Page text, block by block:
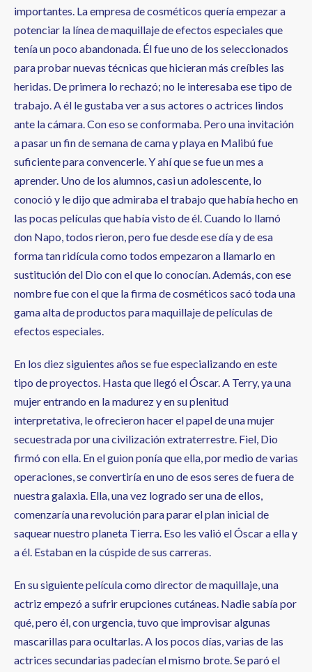
importantes. La empresa de cosméticos quería empezar a
potenciar la línea de maquillaje de efectos especiales que
tenía un poco abandonada. Él fue uno de los seleccionados
para probar nuevas técnicas que hicieran más creíbles las
heridas. De primera lo rechazó; no le interesaba ese tipo de
trabajo. A él le gustaba ver a sus actores o actrices lindos
ante la cámara. Con eso se conformaba. Pero una invitación
a pasar un fin de semana de cama y playa en Malibú fue
suficiente para convencerle. Y ahí que se fue un mes a
aprender. Uno de los alumnos, casi un adolescente, lo
conoció y le dijo que admiraba el trabajo que había hecho en
las pocas películas que había visto de él. Cuando lo llamó
don Napo, todos rieron, pero fue desde ese día y de esa
forma tan ridícula como todos empezaron a llamarlo en
sustitución del Dio con el que lo conocían. Además, con ese
nombre fue con el que la firma de cosméticos sacó toda una
gama alta de productos para maquillaje de películas de
efectos especiales.
En los diez siguientes años se fue especializando en este
tipo de proyectos. Hasta que llegó el Óscar. A Terry, ya una
mujer entrando en la madurez y en su plenitud
interpretativa, le ofrecieron hacer el papel de una mujer
secuestrada por una civilización extraterrestre. Fiel, Dio
firmó con ella. En el guion ponía que ella, por medio de varias
operaciones, se convertiría en uno de esos seres de fuera de
nuestra galaxia. Ella, una vez logrado ser una de ellos,
comenzaría una revolución para parar el plan inicial de
saquear nuestro planeta Tierra. Eso les valió el Óscar a ella y
a él. Estaban en la cúspide de sus carreras.
En su siguiente película como director de maquillaje, una
actriz empezó a sufrir erupciones cutáneas. Nadie sabía por
qué, pero él, con urgencia, tuvo que improvisar algunas
mascarillas para ocultarlas. A los pocos días, varias de las
actrices secundarias padecían el mismo brote. Se paró el